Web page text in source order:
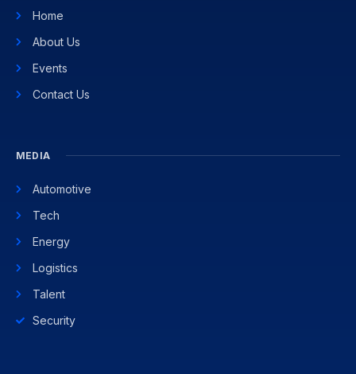
Home
About Us
Events
Contact Us
MEDIA
Automotive
Tech
Energy
Logistics
Talent
Security